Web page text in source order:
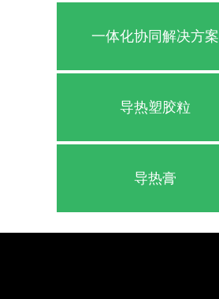
一体化协同解决方案
导热塑胶粒
导热膏